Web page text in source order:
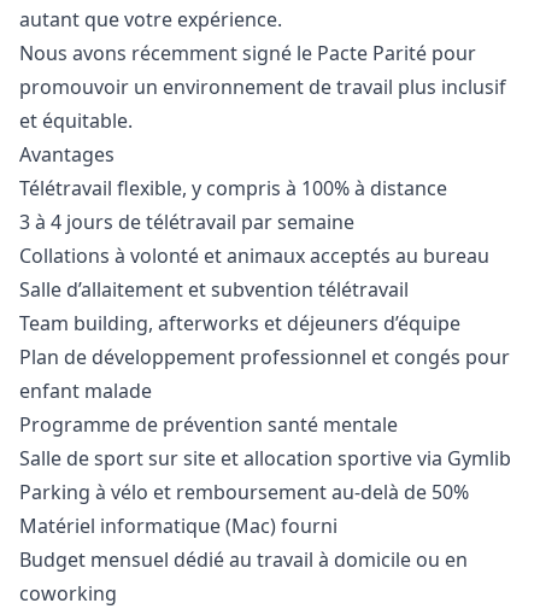
autant que votre expérience.
Nous avons récemment signé le Pacte Parité pour
promouvoir un environnement de travail plus inclusif
et équitable.
Avantages
Télétravail flexible, y compris à 100% à distance
3 à 4 jours de télétravail par semaine
Collations à volonté et animaux acceptés au bureau
Salle d’allaitement et subvention télétravail
Team building, afterworks et déjeuners d’équipe
Plan de développement professionnel et congés pour
enfant malade
Programme de prévention santé mentale
Salle de sport sur site et allocation sportive via Gymlib
Parking à vélo et remboursement au-delà de 50%
Matériel informatique (Mac) fourni
Budget mensuel dédié au travail à domicile ou en
coworking